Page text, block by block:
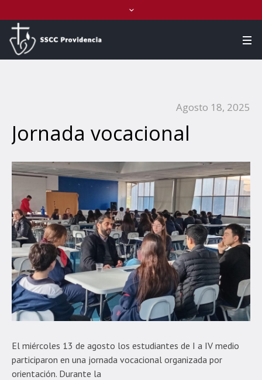
Agosto 18, 2025
Jornada vocacional
El miércoles 13 de agosto los estudiantes de I a IV medio
participaron en una jornada vocacional organizada por
orientación. Durante la